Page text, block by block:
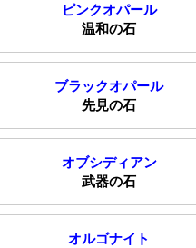
ピンクオパール
温和の石
ブラックオパール
先見の石
オブシディアン
武器の石
オルゴナイト